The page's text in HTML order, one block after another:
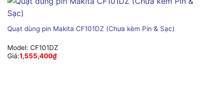
Quạt dùng pin Makita CF101DZ (Chưa kèm Pin & Sạc)
Model: CF101DZ
Giá:1,555,400₫